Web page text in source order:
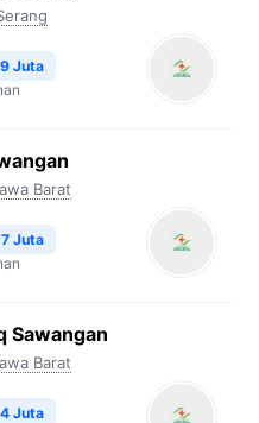
Juta
Barat
Juta
Sawangan
Barat
Juta